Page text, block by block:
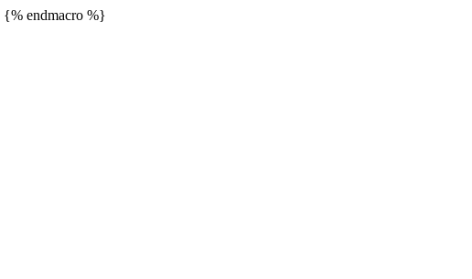
{% endmacro %}